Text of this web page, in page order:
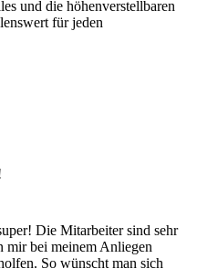
und die höhenverstellbaren
für jeden
Die Mitarbeiter sind sehr
mir bei meinem Anliegen
So wünscht man sich